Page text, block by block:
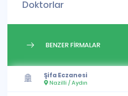
Doktorlar
BENZER FİRMALAR
Şifa Eczanesi
Nazilli / Aydın